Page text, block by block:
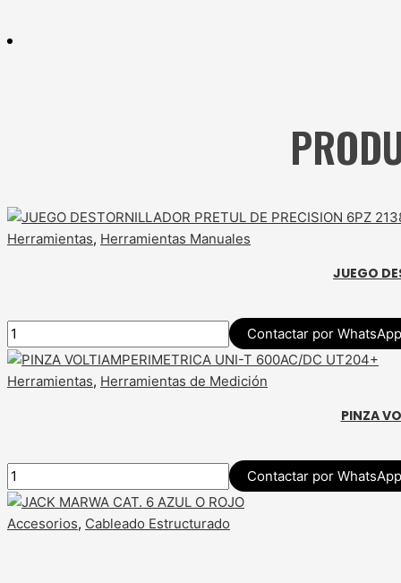
Herramientas, Herramientas Manuales
JUEGO
Contactar por WhatsApp
Herramientas, Herramientas de Medición
PINZA
Contactar por WhatsApp
Accesorios, Cableado Estructurado